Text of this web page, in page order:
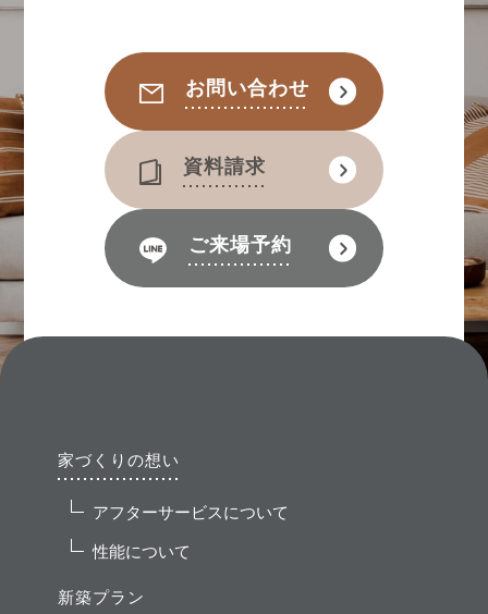
お問い合わせ
資料請求
ご来場予約
家づくりの想い
アフターサービスについて
性能について
新築プラン